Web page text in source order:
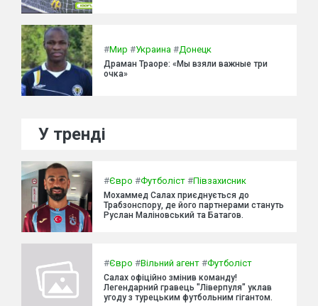
#Мир #Украина #Донецк
Драман Траоре: «Мы взяли важные три
очка»
У тренді
#Євро #Футболіст #Півзахисник
Мохаммед Салах приєднується до
Трабзонспору, де його партнерами стануть
Руслан Маліновський та Батагов.
#Євро #Вільний агент #Футболіст
Салах офіційно змінив команду!
Легендарний гравець "Ліверпуля" уклав
угоду з турецьким футбольним гігантом.